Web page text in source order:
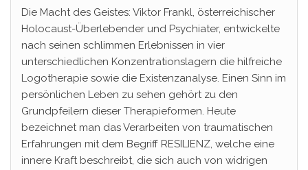
Die Macht des Geistes: Viktor Frankl, österreichischer
Holocaust-Überlebender und Psychiater, entwickelte
nach seinen schlimmen Erlebnissen in vier
unterschiedlichen Konzentrationslagern die hilfreiche
Logotherapie sowie die Existenzanalyse. Einen Sinn im
persönlichen Leben zu sehen gehört zu den
Grundpfeilern dieser Therapieformen. Heute
bezeichnet man das Verarbeiten von traumatischen
Erfahrungen mit dem Begriff RESILIENZ, welche eine
innere Kraft beschreibt, die sich auch von widrigen